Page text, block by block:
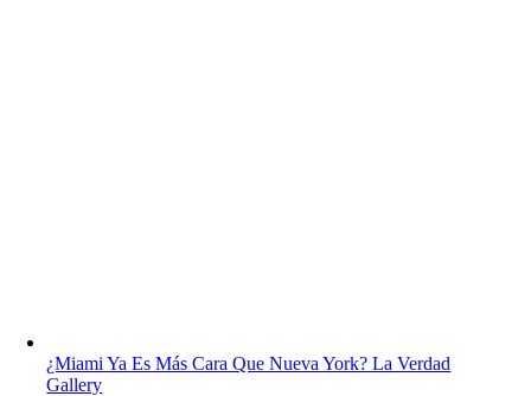
¿Miami Ya Es Más Cara Que Nueva York? La Verdad
Gallery